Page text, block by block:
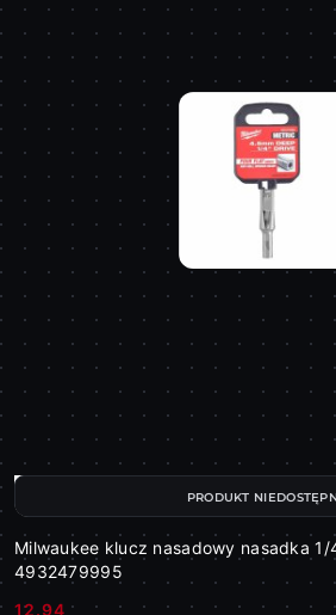
Milwaukee klucz nasadowy nasadka 1/
4932479995
12.94
PRODUKT